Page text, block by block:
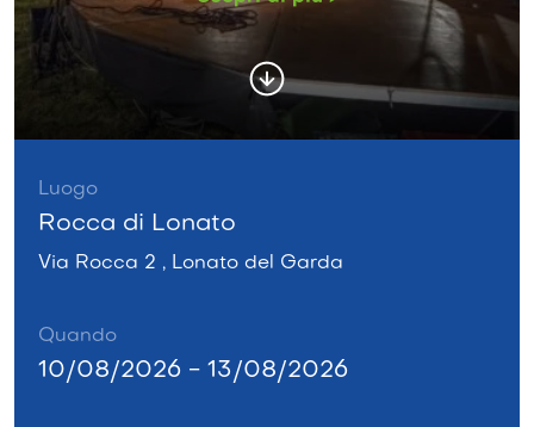
Luogo
Rocca di Lonato
Via Rocca 2 , Lonato del Garda
Quando
10/08/2026 - 13/08/2026